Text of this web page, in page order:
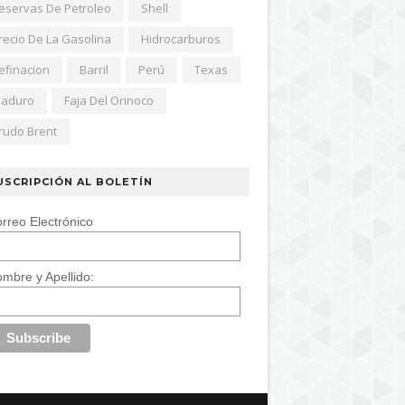
De Petroleo
Shell
De La Gasolina
Hidrocarburos
Barril Perú
Texas
Faja Del Orinoco
Brent
AL BOLETÍN
Electrónico
y Apellido: